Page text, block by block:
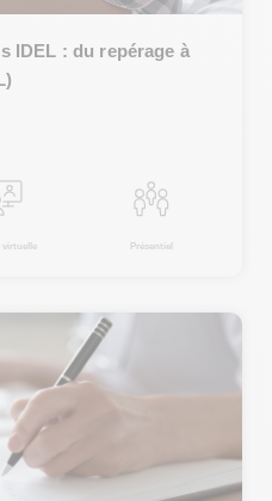
IDEL : du repérage à
virtuelle Présentiel